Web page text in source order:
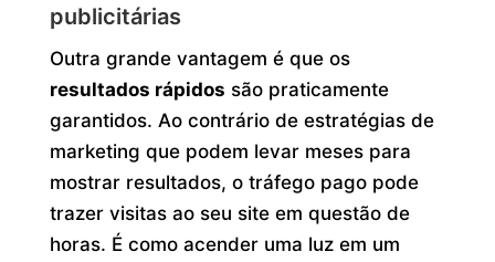
publicitárias
Outra grande vantagem é que os
resultados rápidos são praticamente
garantidos. Ao contrário de estratégias de
marketing que podem levar meses para
mostrar resultados, o tráfego pago pode
trazer visitas ao seu site em questão de
horas. É como acender uma luz em um